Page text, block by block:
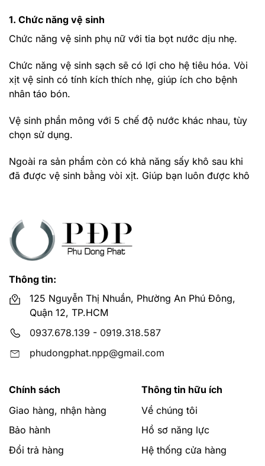
1. Chức năng vệ sinh
Chức năng vệ sinh phụ nữ với tia bọt nước dịu nhẹ.
Chức năng vệ sinh sạch sẽ có lợi cho hệ tiêu hóa. Vòi
xịt vệ sinh có tính kích thích nhẹ, giúp ích cho bệnh
nhân táo bón.
Vệ sinh phần mông với 5 chế độ nước khác nhau, tùy
chọn sử dụng.
Ngoài ra sản phẩm còn có khả năng sấy khô sau khi
đã được vệ sinh bằng vòi xịt. Giúp bạn luôn được khô
Massage rung: vòi xịt trước sau phun nước để
massage rung
Massage xung mạch: vòi xịt nước massage mạnh nhẹ
Massage nhịp điệu: kết hợp massage rung và massage
xung mạch
Nắp êm bàn ngồi: Nắp cầu và bàn ngồi đều là nắp êm.
Làm ấm bàn ngồi: Vào mùa đông thì bồn cầu không
còn là nỗi ám ảnh nữa. Với 3 mức điều chỉnh nhiệt, bàn
ngồi sẽ sưởi ấm bạn ngay lập tức.
Cảm ứng khi ngồi: Sản phẩm có khả năng tự động
Thông tin:
125 Nguyễn Thị Nhuần, Phường An Phú Đông,
Quận 12, TP.HCM
0937.678.139 - 0919.318.587
phudongphat.npp@gmail.com
Chính sách
Giao hàng, nhận hàng
Bảo hành
Đổi trả hàng
Thông tin hữu ích
Về chúng tôi
Hồ sơ năng lực
Hệ thống cửa hàng